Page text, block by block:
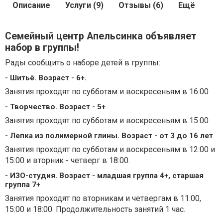
Описание Услуги (9) Отзывы (6) Ещё
Семейный центр Апельсинка объявляет
набор в группы!
Рады сообщить о наборе детей в группы:
- Шитьё. Возраст - 6+.
Занятия проходят по субботам и воскресеньям в 16:00
- Творчество. Возраст - 5+
Занятия проходят по субботам и воскресеньям в 15:00
- Лепка из полимерной глины. Возраст - от 3 до 16 лет
Занятия проходят по субботам и воскресеньям в 12:00 и
15:00 и вторник - четверг в 18:00.
- ИЗО-студия. Возраст - младшая группа 4+, старшая
группа 7+
Занятия проходят по вторникам и четвергам в 11:00,
15:00 и 18:00. Продолжительность занятий 1 час.